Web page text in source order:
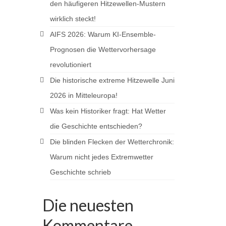
den häufigeren Hitzewellen-Mustern
wirklich steckt!
AIFS 2026: Warum KI-Ensemble-
Prognosen die Wettervorhersage
revolutioniert
Die historische extreme Hitzewelle Juni
2026 in Mitteleuropa!
Was kein Historiker fragt: Hat Wetter
die Geschichte entschieden?
Die blinden Flecken der Wetterchronik:
Warum nicht jedes Extremwetter
Geschichte schrieb
Die neuesten